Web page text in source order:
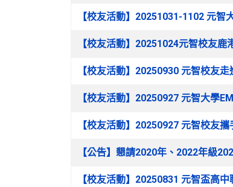
【校友活動】20251031-1102 元
【校友活動】20251024元智校友
【校友活動】20250930 元智校友
【校友活動】20250927 元智大學
【校友活動】20250927 元智校友
【公告】懇請2020年、2022年級
【校友活動】20250831 元智盃高